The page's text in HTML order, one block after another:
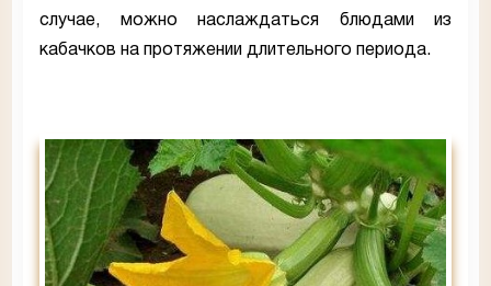
случае, можно наслаждаться блюдами из
кабачков на протяжении длительного периода.